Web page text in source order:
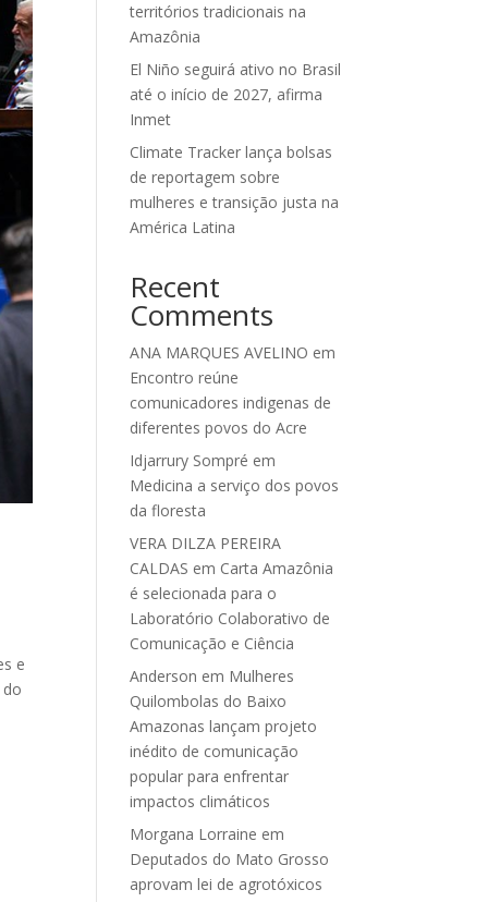
e
territórios tradicionais na
Amazônia
El Niño seguirá ativo no Brasil
até o início de 2027, afirma
Inmet
Climate Tracker lança bolsas
de reportagem sobre
mulheres e transição justa na
América Latina
Recent
Comments
ANA MARQUES AVELINO em
Encontro reúne
comunicadores indigenas de
diferentes povos do Acre
Idjarrury Sompré em
Medicina a serviço dos povos
da floresta
VERA DILZA PEREIRA
CALDAS em Carta Amazônia
é selecionada para o
Laboratório Colaborativo de
Comunicação e Ciência
Anderson em Mulheres
Quilombolas do Baixo
Amazonas lançam projeto
inédito de comunicação
popular para enfrentar
impactos climáticos
Morgana Lorraine em
Deputados do Mato Grosso
aprovam lei de agrotóxicos